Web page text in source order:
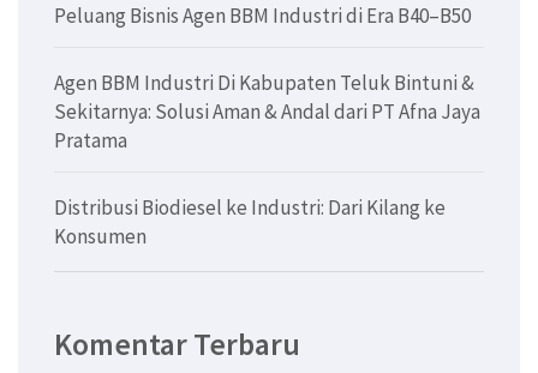
Peluang Bisnis Agen BBM Industri di Era B40–B50
Agen BBM Industri Di Kabupaten Teluk Bintuni &
Sekitarnya: Solusi Aman & Andal dari PT Afna Jaya
Pratama
Distribusi Biodiesel ke Industri: Dari Kilang ke
Konsumen
Komentar Terbaru